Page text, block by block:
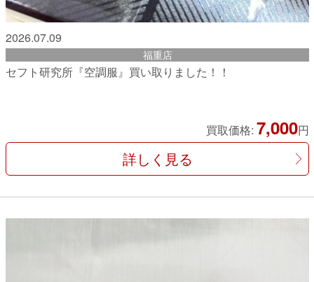
2026.07.09
福重店
セフト研究所『空調服』買い取りました！！
買取価格: 7,000円
詳しく見る